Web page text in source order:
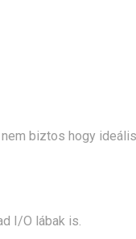
biztos hogy
I/O lábak is.